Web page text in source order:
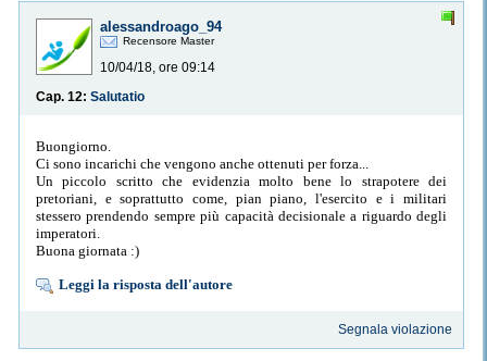
alessandroago_94
Recensore Master
10/04/18, ore 09:14
Cap. 12: Salutatio
Buongiorno.
Ci sono incarichi che vengono anche ottenuti per forza...
Un piccolo scritto che evidenzia molto bene lo strapotere dei
pretoriani, e soprattutto come, pian piano, l'esercito e i militari
stessero prendendo sempre più capacità decisionale a riguardo degli
imperatori.
Buona giornata :)
Leggi la risposta dell'autore
Segnala violazione